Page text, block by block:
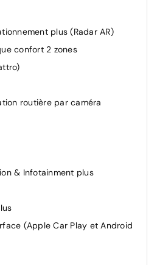
dynamiques
1 000 €
plus (Radar AR)
confort 2 zones
routière par caméra
jour/nuit automatique
électriques
récupération d'énergie
de lave-glace
en côte
& Infotainment plus
(Apple Car Play et Android